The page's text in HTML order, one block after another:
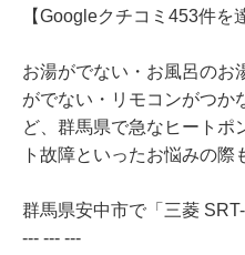
【Googleクチコミ453件を
お湯がでない・お風呂のお
がでない・リモコンがつか
ど、群馬県で急なヒートポ
ト故障といったお悩みの際
群馬県安中市で「三菱
--- --- ---